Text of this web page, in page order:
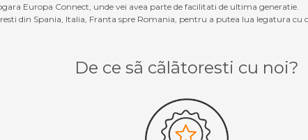
Europa Connect, unde vei avea parte de facilitati de ultima generatie.
din Spania, Italia, Franta spre Romania, pentru a putea lua legatura cu
De ce sã cãlãtoresti cu noi?